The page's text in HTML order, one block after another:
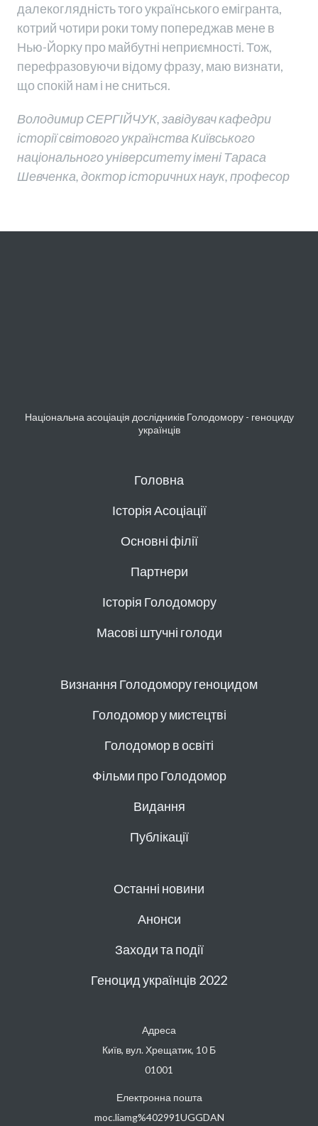
далекоглядність того українського емігранта,
котрий чотири роки тому попереджав мене в
Нью-Йорку про майбутні неприємності. Тож,
перефразовуючи відому фразу, маю визнати,
що спокій нам і не сниться.
Володимир СЕРГІЙЧУК, завідувач кафедри
історії світового українства Київського
національного університету імені Тараса
Шевченка, доктор історичних наук, професор
Національна асоціація дослідників Голодомору - геноциду
українців
Головна
Історія Асоціації
Основні філії
Партнери
Історія Голодомору
Масові штучні голоди
Визнання Голодомору геноцидом
Голодомор у мистецтві
Голодомор в освіті
Фільми про Голодомор
Видання
Публікації
Останні новини
Анонси
Заходи та події
Геноцид українців 2022
Адреса
Київ, вул. Хрещатик, 10 Б
01001
Електронна пошта
moc.liamg%402991UGGDAN